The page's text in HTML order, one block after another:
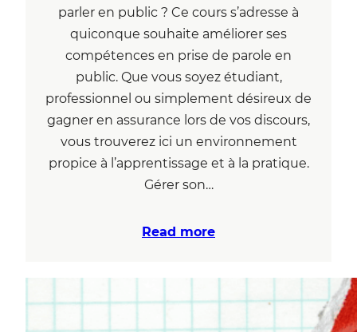
parler en public ? Ce cours s’adresse à
quiconque souhaite améliorer ses
compétences en prise de parole en
public. Que vous soyez étudiant,
professionnel ou simplement désireux de
gagner en assurance lors de vos discours,
vous trouverez ici un environnement
propice à l’apprentissage et à la pratique.
Gérer son…
Read more